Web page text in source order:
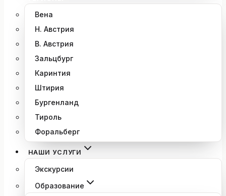
Вена
Н. Австрия
В. Австрия
Зальцбург
Каринтия
Штирия
Бургенланд
Тироль
Форальберг
НАШИ УСЛУГИ
Экскурсии
Образование